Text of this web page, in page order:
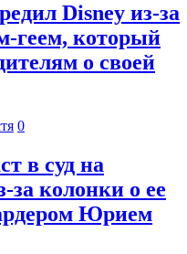
Disney из-за
геем, который
о своей
0
в суд на
за колонки о ее
Юрием